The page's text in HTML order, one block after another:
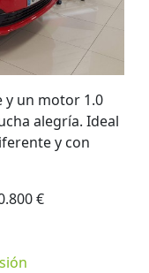
y un motor 1.0
alegría. Ideal
y con
€